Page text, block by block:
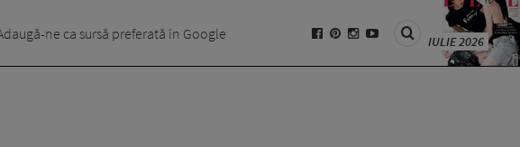
ne ca sursă preferată în Google IULIE 2026